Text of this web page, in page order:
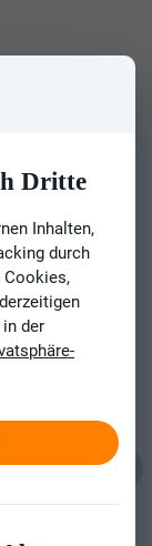
Dritte
Inhalten,
durch
Cookies,
der